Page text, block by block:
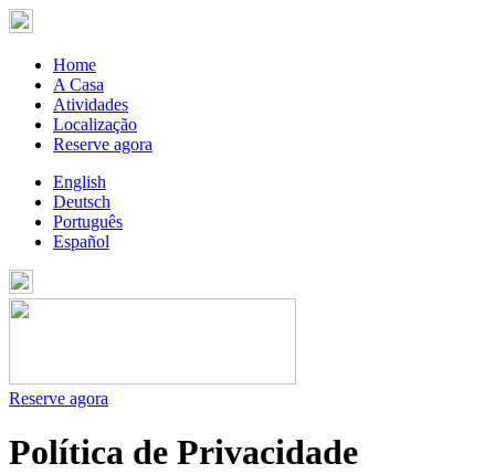
Home
A Casa
Atividades
Localização
Reserve agora
English
Deutsch
Português
Español
Reserve agora
Política de Privacidade